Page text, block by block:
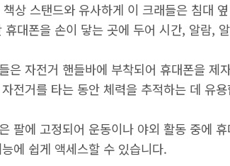
책상 스탠드와 유사하게 이 크래들은 침대
휴대폰을 손이 닿는 곳에 두어 시간, 알람,
은 자전거 핸들바에 부착되어 휴대폰을 제
전거를 타는 동안 체력을 추적하는 데 유
팔에 고정되어 운동이나 야외 활동 중에
에 쉽게 액세스할 수 있습니다.